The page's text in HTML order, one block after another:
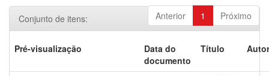
Anterior 1 Próximo
Conjunto de itens:
Pré-visualização
Data do
documento
Título